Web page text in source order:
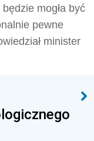
mogła być
pewne
minister